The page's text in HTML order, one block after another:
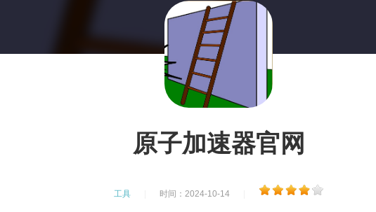
原子加速器官网
工具 时间：2024-10-14